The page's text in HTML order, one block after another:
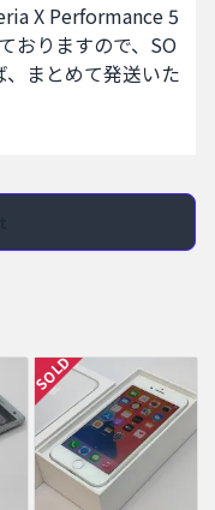
X Performance 5
おりますので、SO
まとめて発送いた
SOLD